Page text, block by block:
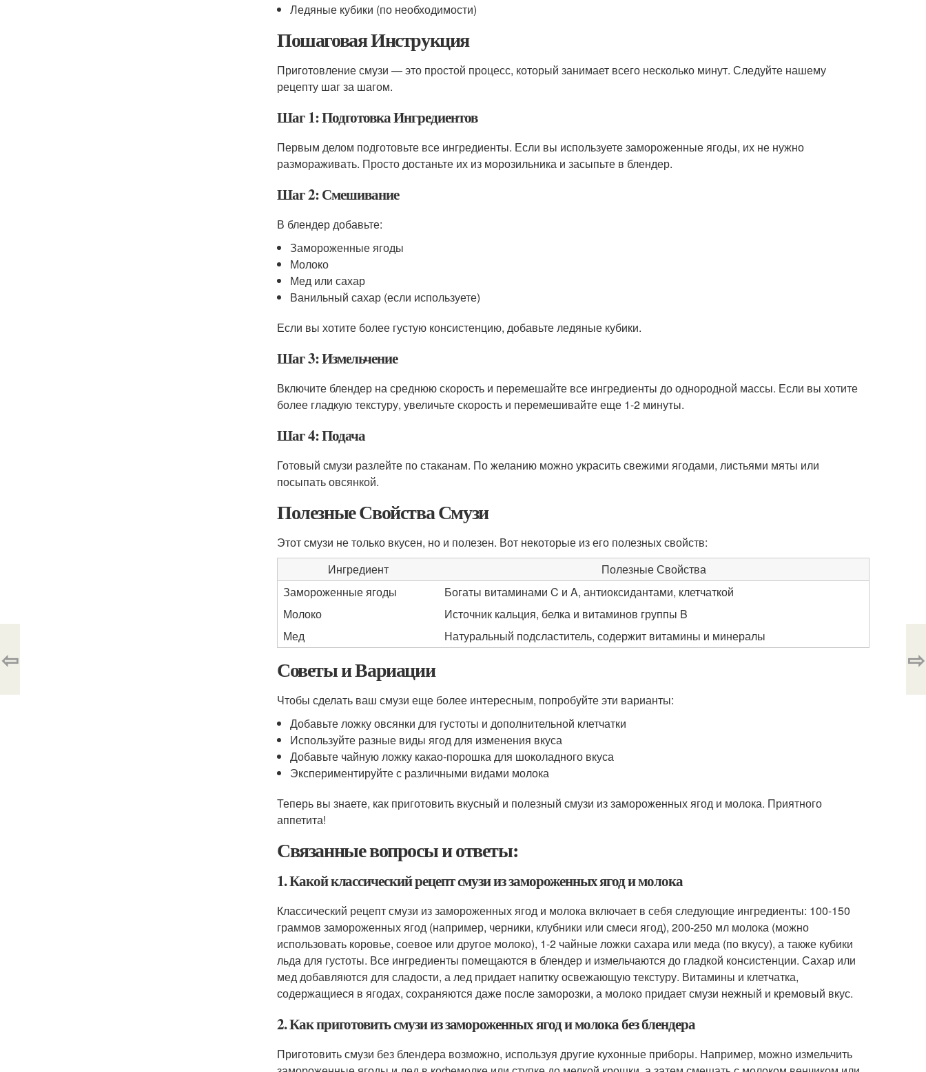
Ледяные кубики (по необходимости)
Пошаговая Инструкция
Приготовление смузи — это простой процесс, который занимает всего несколько минут. Следуйте нашему
рецепту шаг за шагом.
Шаг 1: Подготовка Ингредиентов
Первым делом подготовьте все ингредиенты. Если вы используете замороженные ягоды, их не нужно
размораживать. Просто достаньте их из морозильника и засыпьте в блендер.
Шаг 2: Смешивание
В блендер добавьте:
Замороженные ягоды
Молоко
Мед или сахар
Ванильный сахар (если используете)
Если вы хотите более густую консистенцию, добавьте ледяные кубики.
Шаг 3: Измельчение
Включите блендер на среднюю скорость и перемешайте все ингредиенты до однородной массы. Если вы хотите
более гладкую текстуру, увеличьте скорость и перемешивайте еще 1-2 минуты.
Шаг 4: Подача
Готовый смузи разлейте по стаканам. По желанию можно украсить свежими ягодами, листьями мяты или
посыпать овсянкой.
Полезные Свойства Смузи
Этот смузи не только вкусен, но и полезен. Вот некоторые из его полезных свойств:
Ингредиент
Полезные Свойства
Замороженные ягоды
Богаты витаминами C и A, антиоксидантами, клетчаткой
Молоко
Источник кальция, белка и витаминов группы B
Мед
Натуральный подсластитель, содержит витамины и минералы
Советы и Вариации
Чтобы сделать ваш смузи еще более интересным, попробуйте эти варианты:
Добавьте ложку овсянки для густоты и дополнительной клетчатки
Используйте разные виды ягод для изменения вкуса
Добавьте чайную ложку какао-порошка для шоколадного вкуса
Экспериментируйте с различными видами молока
Теперь вы знаете, как приготовить вкусный и полезный смузи из замороженных ягод и молока. Приятного
аппетита!
Связанные вопросы и ответы:
1. Какой классический рецепт смузи из замороженных ягод и молока
Классический рецепт смузи из замороженных ягод и молока включает в себя следующие ингредиенты: 100-150
граммов замороженных ягод (например, черники, клубники или смеси ягод), 200-250 мл молока (можно
использовать коровье, соевое или другое молоко), 1-2 чайные ложки сахара или меда (по вкусу), а также кубики
льда для густоты. Все ингредиенты помещаются в блендер и измельчаются до гладкой консистенции. Сахар или
мед добавляются для сладости, а лед придает напитку освежающую текстуру. Витамины и клетчатка,
содержащиеся в ягодах, сохраняются даже после заморозки, а молоко придает смузи нежный и кремовый вкус.
2. Как приготовить смузи из замороженных ягод и молока без блендера
Приготовить смузи без блендера возможно, используя другие кухонные приборы. Например, можно измельчить
⇦ ⇨